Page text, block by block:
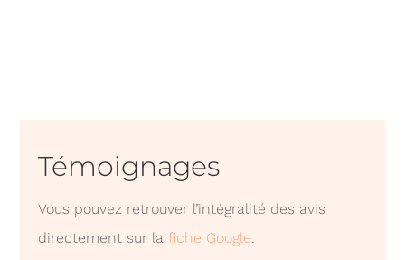
Témoignages
Vous pouvez retrouver l’intégralité des avis
directement sur lafiche Google.